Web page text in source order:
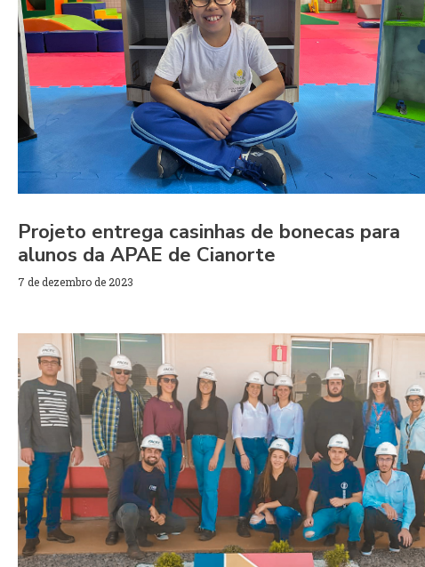
Projeto entrega casinhas de bonecas para
alunos da APAE de Cianorte
7 de dezembro de 2023